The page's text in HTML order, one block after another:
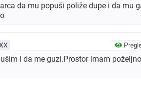
da mu popuši poliže dupe i da mu
i da me guzi.Prostor imam